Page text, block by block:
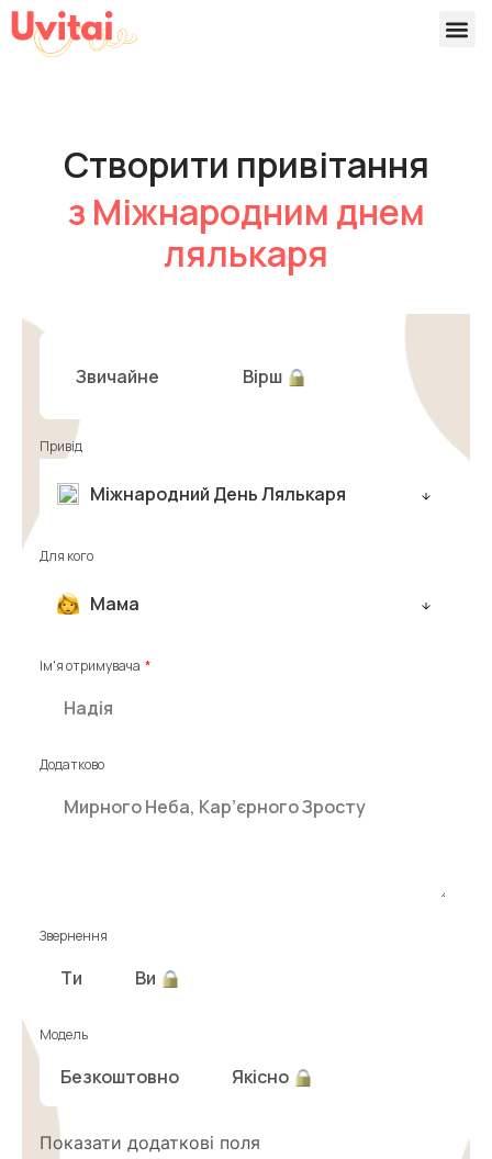
Створити привітання
з Міжнародним днем
лялькаря
Звичайне Вірш
Привід
Міжнародний День Лялькаря
Для кого
Мама
Ім'я отримувача
Додатково
Звернення
Ти Ви
Модель
Безкоштовно Якісно
Показати додаткові поля